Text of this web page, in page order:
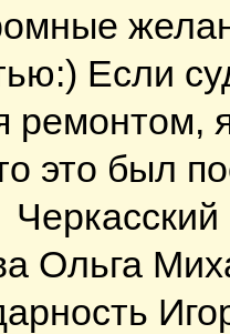
Если
ремонтом,
это был
Ольга